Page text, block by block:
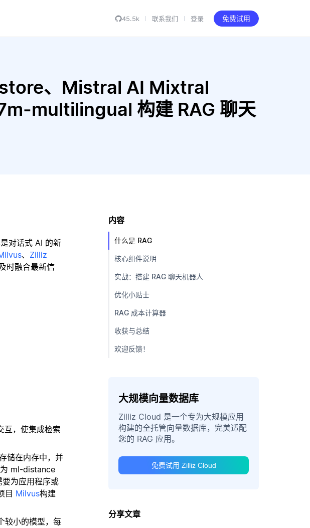
45.5k 联系我们 登录 免费试用
、Mistral AI Mixtral
multilingual 构建 RAG 聊天
对话式 AI 的新
、 Zilliz
时融合最新信
互，使集成检索
储在内存中，并
为 ml-distance
为应用程序或
目 Milvus构建
较小的模型，每
内容
什么是 RAG
核心组件说明
实战：搭建 RAG 聊天机器人
优化小贴士
RAG 成本计算器
收获与总结
欢迎反馈！
大规模向量数据库
Zilliz Cloud 是一个专为大规模应用
构建的全托管向量数据库，完美适配
您的 RAG 应用。
免费试用 Zilliz Cloud
分享文章